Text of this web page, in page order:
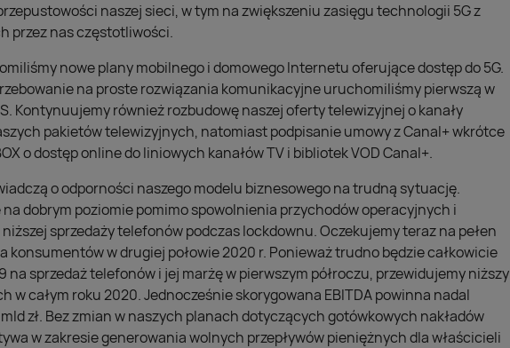
naszej sieci, w tym na zwiększeniu zasięgu technologii 5G z
przez nas częstotliwości.
nowe plany mobilnego i domowego Internetu oferujące dostęp do 5G.
na proste rozwiązania komunikacyjne uruchomiliśmy pierwszą w
Kontynuujemy również rozbudowę naszej oferty telewizyjnej o kanały
pakietów telewizyjnych, natomiast podpisanie umowy z Canal+ wkrótce
o dostęp online do liniowych kanałów TV i bibliotek VOD Canal+.
o odporności naszego modelu biznesowego na trudną sytuację.
dobrym poziomie pomimo spowolnienia przychodów operacyjnych i
sprzedaży telefonów podczas lockdownu. Oczekujemy teraz na pełen
w drugiej połowie 2020 r. Ponieważ trudno będzie całkowicie
na sprzedaż telefonów i jej marżę w pierwszym półroczu, przewidujemy niższy
w całym roku 2020. Jednocześnie skorygowana EBITDA powinna nadal
zł. Bez zmian w naszych planach dotyczących gotówkowych nakładów
w zakresie generowania wolnych przepływów pieniężnych dla właścicieli